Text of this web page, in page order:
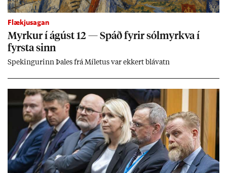
Flækjusagan
Myrk­ur í ág­úst 12 — Spáð fyr­ir sól­myrkva í
fyrsta sinn
Spek­ing­ur­inn Þa­les frá Míletus var ekk­ert blá­vatn